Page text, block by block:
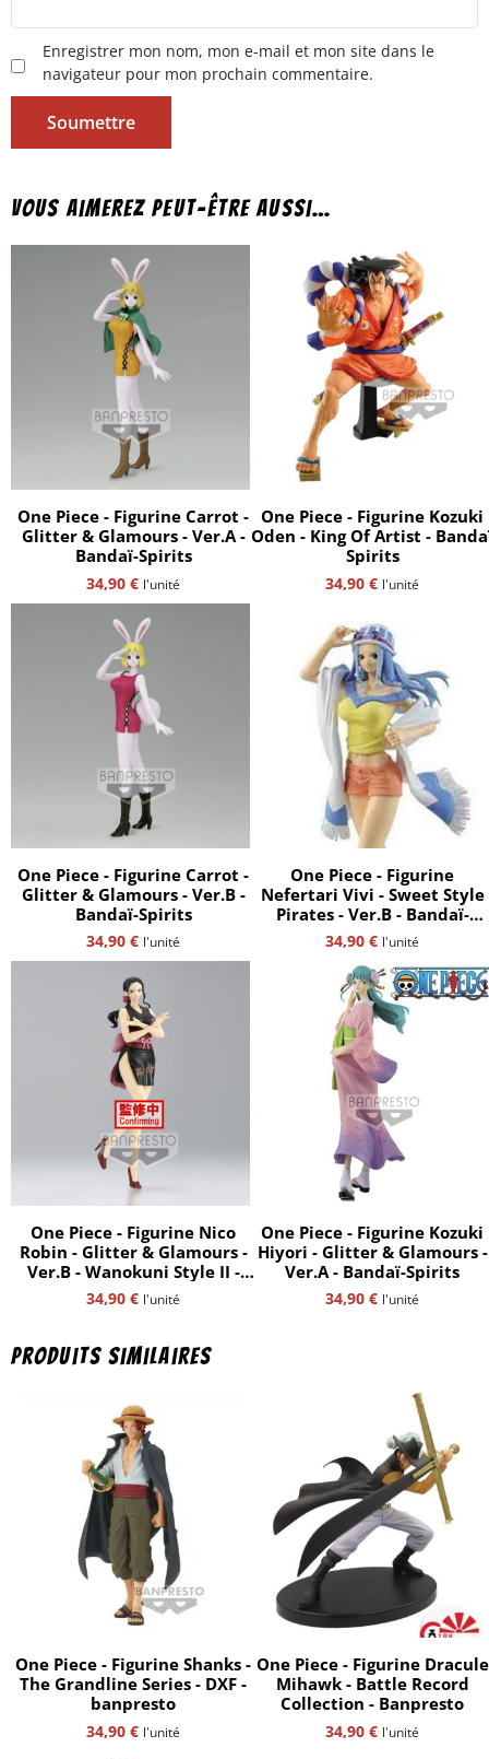
Enregistrer mon nom, mon e-mail et mon site dans le
navigateur pour mon prochain commentaire.
Vous aimerez peut-être aussi…
One Piece - Figurine Carrot -
Glitter & Glamours - Ver.A -
Bandaï-Spirits
34,90 € l'unité
One Piece - Figurine Kozuki
Oden - King Of Artist -
Spirits
34,90 € l'unité
One Piece - Figurine Carrot -
Glitter & Glamours - Ver.B -
Bandaï-Spirits
34,90 € l'unité
One Piece - Figurine
Nefertari Vivi - Sweet Style
Pirates - Ver.B - Bandaï-
Spirits
34,90 € l'unité
One Piece - Figurine Nico
Robin - Glitter & Glamours -
Ver.B - Wanokuni Style II -
Bandaï-Spirits
34,90 € l'unité
One Piece - Figurine Kozuki
Hiyori - Glitter & Glamours -
Ver.A - Bandaï-Spirits
34,90 € l'unité
Produits similaires
One Piece - Figurine Shanks -
The Grandline Series - DXF -
banpresto
34,90 € l'unité
One Piece - Figurine Dracule
Mihawk - Battle Record
Collection - Banpresto
34,90 € l'unité